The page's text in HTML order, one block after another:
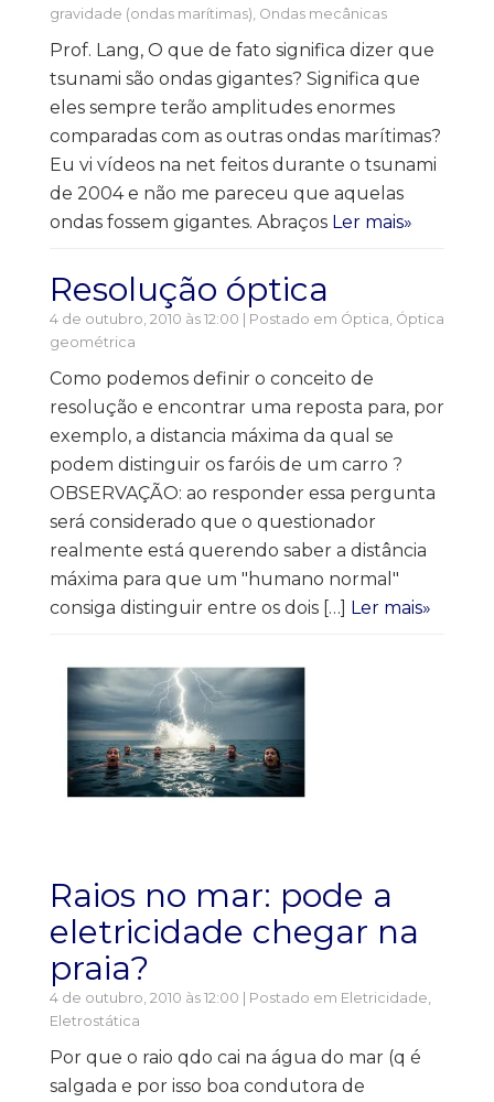
gravidade (ondas marítimas) Ondas mecânicas
Prof. Lang, O que de fato significa dizer que
tsunami são ondas gigantes? Significa que
eles sempre terão amplitudes enormes
comparadas com as outras ondas marítimas?
Eu vi vídeos na net feitos durante o tsunami
de 2004 e não me pareceu que aquelas
ondas fossem gigantes. Abraços Ler mais»
Resolução óptica
4 de outubro, 2010 às 12:00 | Postado em Óptica Óptica
geométrica
Como podemos definir o conceito de
resolução e encontrar uma reposta para, por
exemplo, a distancia máxima da qual se
podem distinguir os faróis de um carro ?
OBSERVAÇÃO: ao responder essa pergunta
será considerado que o questionador
realmente está querendo saber a distância
máxima para que um "humano normal"
consiga distinguir entre os dois […] Ler mais»
Raios no mar: pode a
eletricidade chegar na
praia?
4 de outubro, 2010 às 12:00 | Postado em Eletricidade
Eletrostática
Por que o raio qdo cai na água do mar (q é
salgada e por isso boa condutora de